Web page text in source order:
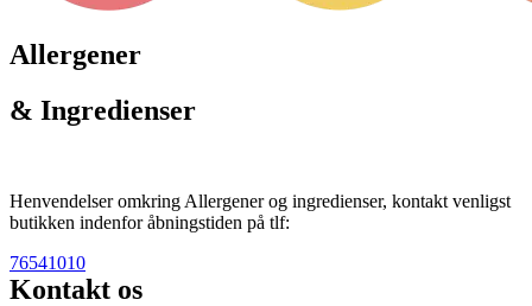
Allergener
& Ingredienser
Henvendelser omkring Allergener og ingredienser, kontakt venligst
butikken indenfor åbningstiden på tlf:
76541010
Kontakt os